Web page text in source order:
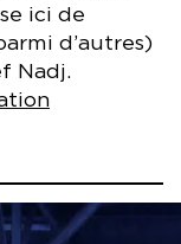
ici de
d’autres)
Nadj.